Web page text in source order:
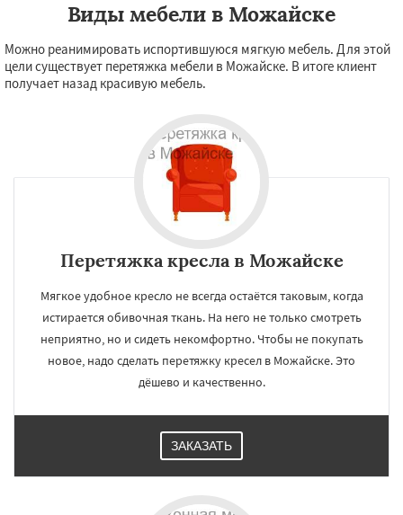
Виды мебели в Можайске
Можно реанимировать испортившуюся мягкую мебель. Для этой
цели существует перетяжка мебели в Можайске. В итоге клиент
получает назад красивую мебель.
Перетяжка кресла в Можайске
Мягкое удобное кресло не всегда остаётся таковым, когда
истирается обивочная ткань. На него не только смотреть
неприятно, но и сидеть некомфортно. Чтобы не покупать
новое, надо сделать перетяжку кресел в Можайске. Это
дёшево и качественно.
ЗАКАЗАТЬ